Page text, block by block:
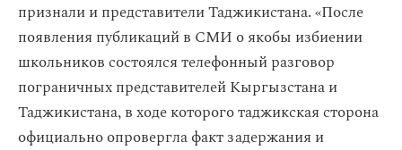
признали и представители Таджикистана. «После
появления публикаций в СМИ о якобы избиении
школьников состоялся телефонный разговор
пограничных представителей Кыргызстана и
Таджикистана, в ходе которого таджикская сторона
официально опровергла факт задержания и